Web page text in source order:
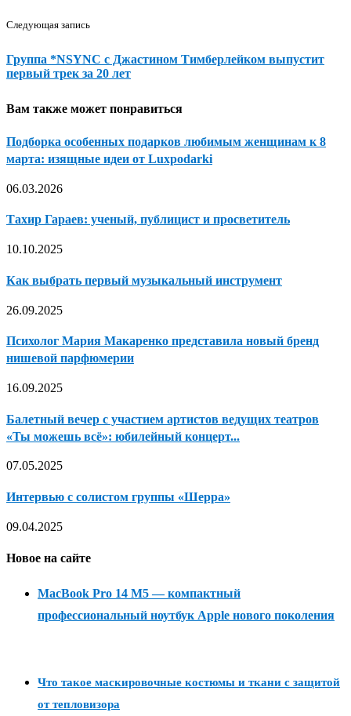
Следующая запись
Группа *NSYNC с Джастином Тимберлейком выпустит
первый трек за 20 лет
Вам также может понравиться
Подборка особенных подарков любимым женщинам к 8
марта: изящные идеи от Luxpodarki
06.03.2026
Тахир Гараев: ученый, публицист и просветитель
10.10.2025
Как выбрать первый музыкальный инструмент
26.09.2025
Психолог Мария Макаренко представила новый бренд
нишевой парфюмерии
16.09.2025
Балетный вечер с участием артистов ведущих театров
«Ты можешь всё»: юбилейный концерт...
07.05.2025
Интервью с солистом группы «Шерра»
09.04.2025
Новое на сайте
MacBook Pro 14 M5 — компактный
профессиональный ноутбук Apple нового поколения
Что такое маскировочные костюмы и ткани с защитой
от тепловизора